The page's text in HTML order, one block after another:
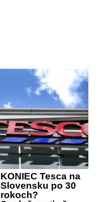
KONIEC Tesca na
Slovensku po 30
rokoch?